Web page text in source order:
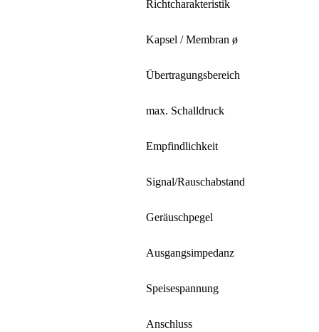
Richtcharakteristik
Kapsel / Membran ø
Übertragungsbereich
max. Schalldruck
Empfindlichkeit
Signal/Rauschabstand
Geräuschpegel
Ausgangsimpedanz
Speisespannung
Anschluss